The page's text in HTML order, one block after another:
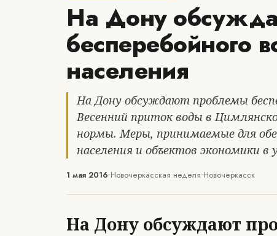
На Дону
бесперебойного
населения
На Дону обсуждают проблемы
Весенний приток воды в
нормы. Меры, принимаемые для
населения и объектов экономики
1 мая 2016•Новочеркасская неделя•Новочеркасск
На Дону обсуждают